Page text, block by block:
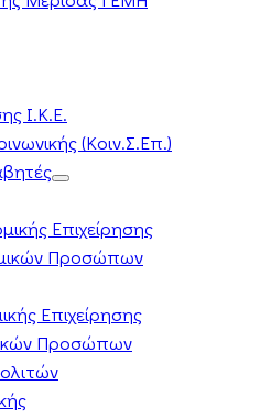
Ι.Κ.Ε.
(Κοιν.Σ.Επ.)
Επιχείρησης
Προσώπων
Επιχείρησης
Προσώπων